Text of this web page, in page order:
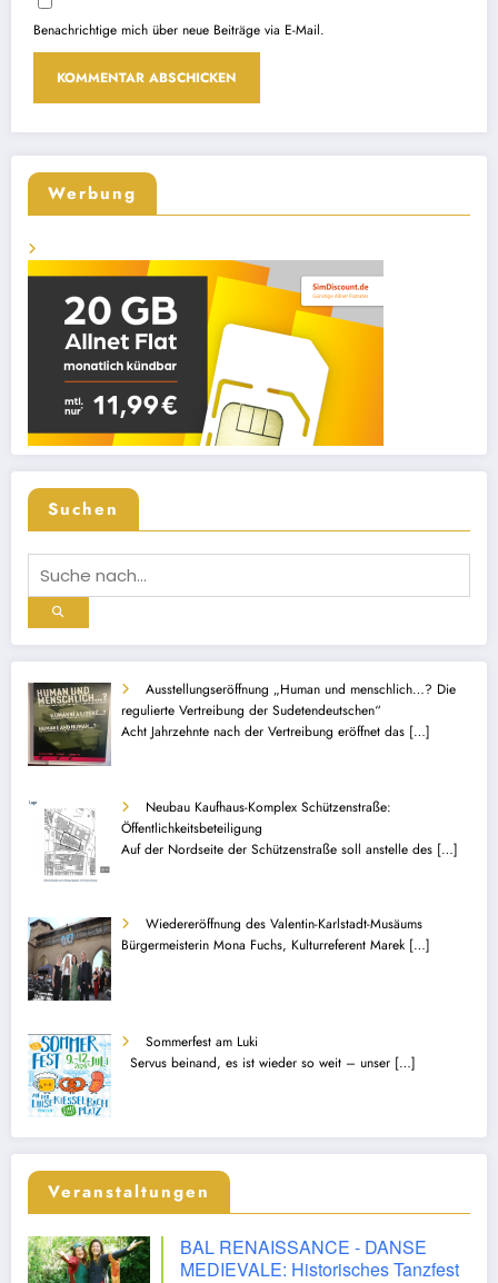
Benachrichtige mich über neue Beiträge via E-Mail.
Werbung
Suchen
Ausstellungseröffnung „Human und menschlich…? Die
regulierte Vertreibung der Sudetendeutschen“
Acht Jahrzehnte nach der Vertreibung eröffnet das […]
Neubau Kaufhaus-Komplex Schützenstraße:
Öffentlichkeitsbeteiligung
Auf der Nordseite der Schützenstraße soll anstelle des […]
Wiedereröffnung des Valentin-Karlstadt-Musäums
Bürgermeisterin Mona Fuchs, Kulturreferent Marek […]
Sommerfest am Luki
Servus beinand, es ist wieder so weit – unser […]
Veranstaltungen
BAL RENAISSANCE - DANSE
MEDIEVALE: Historisches Tanzfest